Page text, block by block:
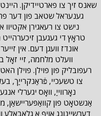
גענעראל שטאב פון דער
נישט צו רעאגירן אקטיוו
טראָץ די געגעבן זיכערהייט
אונדז וועגן דעם. אין
וועלט מלחמה, זיי זאָל
רעפובליק פון פוילן. פוילן
צו טשעכיי, פֿראַנקרייַך,
נאָרווייַ, וואָס יגערלי
אַנשטאָט פון
דערשיינונג אויף אַ גלאבאלע